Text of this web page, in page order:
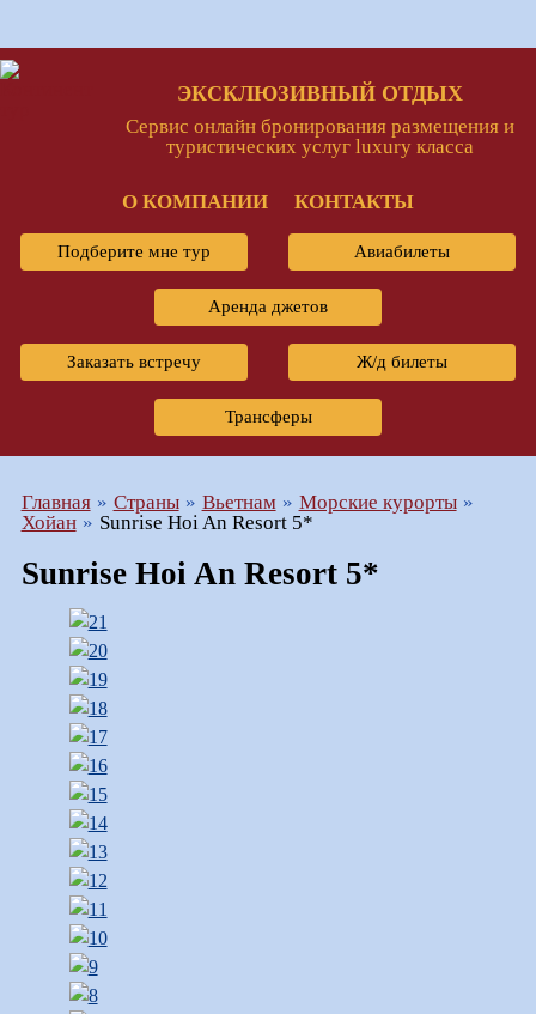
ЭКСКЛЮЗИВНЫЙ ОТДЫХ
Сервис онлайн бронирования размещения и
туристических услуг luxury класса
О КОМПАНИИ КОНТАКТЫ
Подберите мне тур Авиабилеты
Аренда джетов
Заказать встречу Ж/д билеты
Трансферы
Главная Страны Вьетнам
Морские курорты
Хойан
Sunrise Hoi An Resort 5*
Sunrise Hoi An Resort 5*